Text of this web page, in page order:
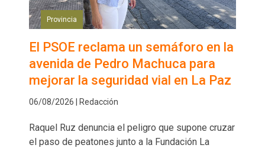
Provincia
El PSOE reclama un semáforo en la
avenida de Pedro Machuca para
mejorar la seguridad vial en La Paz
06/08/2026 | Redacción
Raquel Ruz denuncia el peligro que supone cruzar
el paso de peatones junto a la Fundación La